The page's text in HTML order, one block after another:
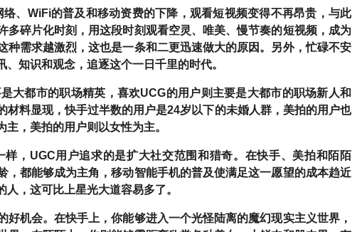
络、WiFi的普及和移动资费的下降，观看短视频变得不再昂贵，与此
多碎片化时刻，用这段时刻观看空灵、唯美、慢节奏的短视频，成为
种需求越激烈，这也是一条和二更迅速做大的原因。另外，忙碌不安
知识和观念，追逐这个一日千里的时代。
大都市的职场精英，喜欢UCG的用户则主要是大都市的职场新人和
材料显现，快手过半数的用户是24岁以下的未婚人群，美拍的用户也
，美拍的用户则以女性为主。
，UGC用户追求的是扩大社交范围和猎奇。 在快手、美拍和陌陌
，都能够成为主角，移动智能手机的普及使满足这一愿望的成本趋近
，这可比上星光大道容易多了。
机会。在快手上，你能够进入一个光怪陆离的魔幻现实主义世界，